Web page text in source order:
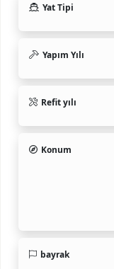
Yat Tipi
Yapım Yılı
Refit yılı
Konum
bayrak